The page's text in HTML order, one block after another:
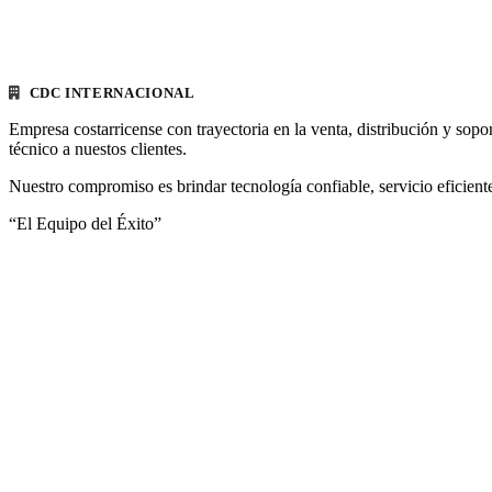
CDC INTERNACIONAL
Empresa costarricense con trayectoria en la venta, distribución y
técnico a nuestos clientes.
Nuestro compromiso es brindar tecnología confiable, servicio
“El Equipo del Éxito”